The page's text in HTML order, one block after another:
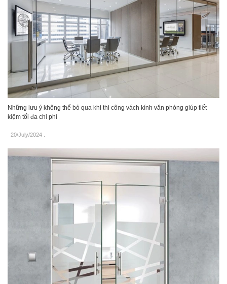
Những lưu ý không thể bỏ qua khi thi công vách kính văn phòng giúp tiết
kiệm tối đa chi phí
20/July/2024